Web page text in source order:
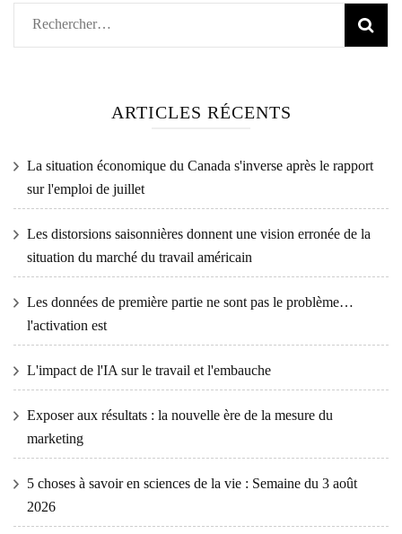
Rechercher :
ARTICLES RÉCENTS
La situation économique du Canada s'inverse après le rapport
sur l'emploi de juillet
Les distorsions saisonnières donnent une vision erronée de la
situation du marché du travail américain
Les données de première partie ne sont pas le problème…
l'activation est
L'impact de l'IA sur le travail et l'embauche
Exposer aux résultats : la nouvelle ère de la mesure du
marketing
5 choses à savoir en sciences de la vie : Semaine du 3 août
2026